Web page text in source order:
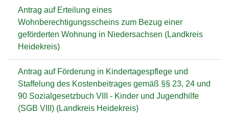
Antrag auf Erteilung eines
Wohnberechtigungsscheins zum Bezug einer
geförderten Wohnung in Niedersachsen (Landkreis
Heidekreis)
Antrag auf Förderung in Kindertagespflege und
Staffelung des Kostenbeitrages gemäß §§ 23, 24 und
90 Sozialgesetzbuch VIII - Kinder und Jugendhilfe
(SGB VIII) (Landkreis Heidekreis)